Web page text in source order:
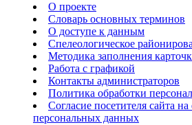
О проекте
Словарь основных терминов
О доступе к данным
Спелеологическое
Методика заполнения
Работа с графикой
Контакты администраторов
Политика обработки
Согласие посетителя сайта на
персональных данных